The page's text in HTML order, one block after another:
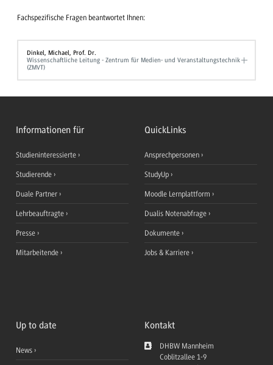
Fachspezifische Fragen beantwortet Ihnen:
Dinkel, Michael, Prof. Dr.
Wissenschaftliche Leitung - Zentrum für Medien- und Veranstaltungstechnik
(ZMVT)
Informationen für
Studieninteressierte
Studierende
Duale Partner
Lehrbeauftragte
Presse
Mitarbeitende
QuickLinks
Ansprechpersonen
StudyUp
Moodle Lernplattform
Dualis Notenabfrage
Dokumente
Jobs & Karriere
Up to date
News
Kontakt
DHBW Mannheim
Coblitzallee 1-9